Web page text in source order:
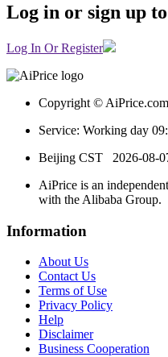
Log in or sign up
Log In Or Register
Copyright ©
Service: Working day
Beijing CST 2026-08-
AiPrice is an
with the Alibaba Group.
Information
About Us
Contact Us
Terms of Use
Privacy Policy
Help
Disclaimer
Business Cooperation